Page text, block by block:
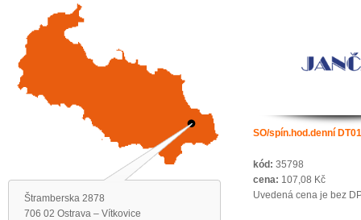
Štramberska 2878
706 02 Ostrava – Vítkovice
SO/spín.hod.denní DT01
kód: 35798
cena: 107,08 Kč
Uvedená cena je bez